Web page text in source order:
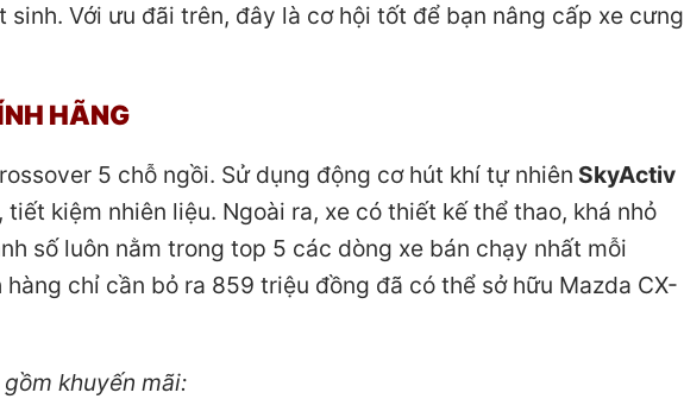
Với ưu đãi trên, đây là cơ hội tốt để bạn nâng cấp xe cưng
HÃNG
5 chỗ ngồi. Sử dụng động cơ hút khí tự nhiên SkyActiv
kiệm nhiên liệu. Ngoài ra, xe có thiết kế thể thao, khá nhỏ
số luôn nằm trong top 5 các dòng xe bán chạy nhất mỗi
chỉ cần bỏ ra 859 triệu đồng đã có thể sở hữu Mazda CX-
khuyến mãi: